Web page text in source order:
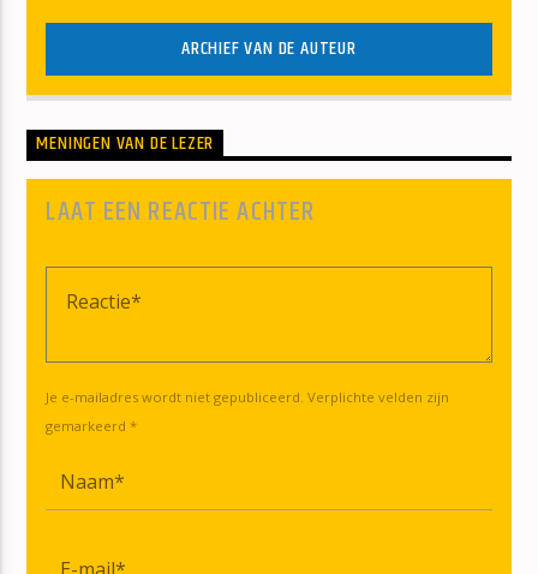
ARCHIEF VAN DE AUTEUR
MENINGEN VAN DE LEZER
LAAT EEN REACTIE ACHTER
Je e-mailadres wordt niet gepubliceerd. Verplichte velden zijn
gemarkeerd *